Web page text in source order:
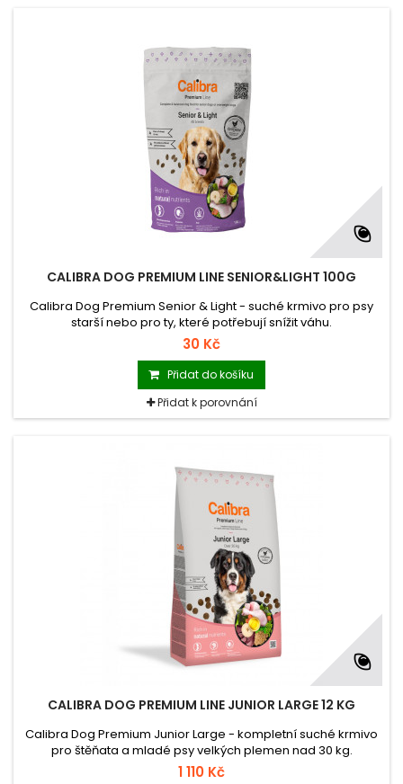
CALIBRA DOG PREMIUM LINE SENIOR&LIGHT 100G
Calibra Dog Premium Senior & Light - suché krmivo pro psy
starší nebo pro ty, které potřebují snížit váhu.
30 Kč
Přidat do košíku
Přidat k porovnání
CALIBRA DOG PREMIUM LINE JUNIOR LARGE 12 KG
Calibra Dog Premium Junior Large - kompletní suché krmivo
pro štěňata a mladé psy velkých plemen nad 30 kg.
1 110 Kč